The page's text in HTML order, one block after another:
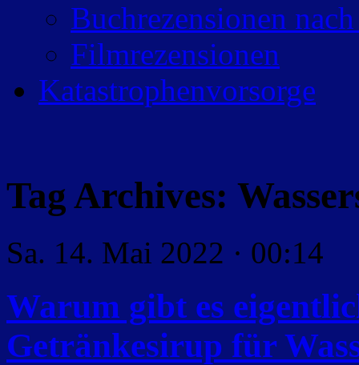
Buchrezensionen
Filmrezensionen
Katastrophenvorsorge
Tag Archives:
Sa. 14. Mai 2022 · 00:14
Warum gibt es
Getränkesirup für